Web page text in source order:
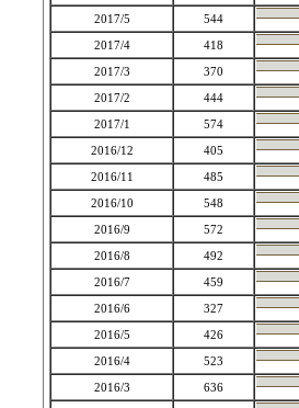
2017/5
544
2017/4
418
2017/3
370
2017/2
444
2017/1
574
2016/12
405
2016/11
485
2016/10
548
2016/9
572
2016/8
492
2016/7
459
2016/6
327
2016/5
426
2016/4
523
2016/3
636